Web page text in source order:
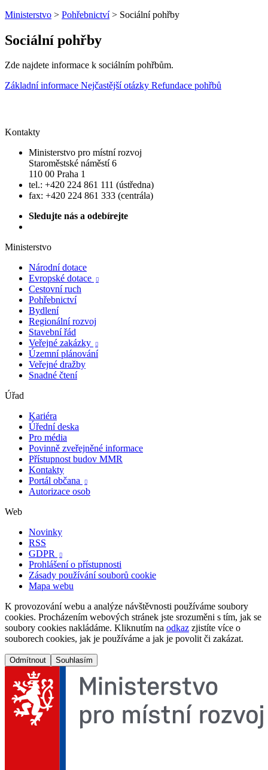
Ministerstvo > Pohřebnictví> Sociální pohřby
Sociální pohřby
Zde najdete informace k sociálním pohřbům.
Základní informace Nejčastější otázky Refundace pohřbů
Kontakty
Ministerstvo pro místní rozvoj
Staroměstské náměstí 6
110 00 Praha 1
tel.: +420 224 861 111 (ústředna)
fax: +420 224 861 333 (centrála)
Sledujte nás a odebírejte
Ministerstvo
Národní dotace
Evropské dotace

Cestovní ruch
Pohřebnictví
Bydlení
Regionální rozvoj
Stavební řád
Veřejné zakázky

Územní plánování
Veřejné dražby
Snadné čtení
Úřad
Kariéra
Úřední deska
Pro média
Povinně zveřejněné informace
Přístupnost budov MMR
Kontakty
Portál občana

Autorizace osob
Web
Novinky
RSS
GDPR

Prohlášení o přístupnosti
Zásady používání souborů cookie
Mapa webu
K provozování webu a analýze návštěvnosti používáme soubory
cookies. Procházením webových stránek jste srozuměni s tím, jak se
soubory cookies nakládáme. Kliknutím na odkaz zjistíte více o
souborech cookies, jak je používáme a jak je povolit či zakázat.
Odmítnout Souhlasím